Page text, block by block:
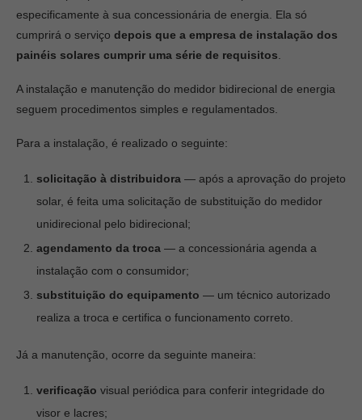
especificamente à sua concessionária de energia. Ela só
cumprirá o serviço depois que a empresa de instalação dos
painéis solares cumprir uma série de requisitos
A instalação e manutenção do medidor bidirecional de energia
seguem procedimentos simples e regulamentados.
Para a instalação, é realizado o seguinte:
solicitação à distribuidora — após a aprovação do projeto
solar, é feita uma solicitação de substituição do medidor
unidirecional pelo bidirecional;
agendamento da troca — a concessionária agenda a
instalação com o consumidor;
substituição do equipamento — um técnico autorizado
realiza a troca e certifica o funcionamento correto.
Já a manutenção, ocorre da seguinte maneira:
verificação visual periódica para conferir integridade do
visor e lacres;